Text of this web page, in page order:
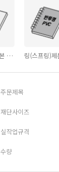
링(스프링)제본 - PVC투명커버
주문제목
재단사이즈
실작업규격
수량